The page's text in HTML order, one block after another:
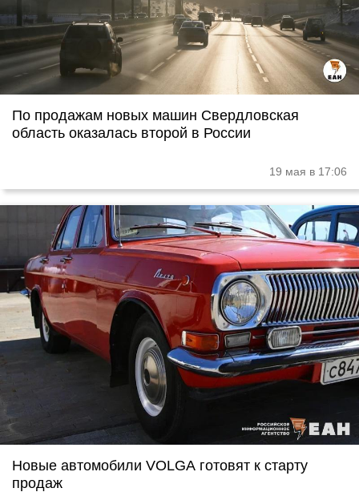
По продажам новых машин Свердловская
область оказалась второй в России
19 мая в 17:06
Новые автомобили VOLGA готовят к старту
продаж